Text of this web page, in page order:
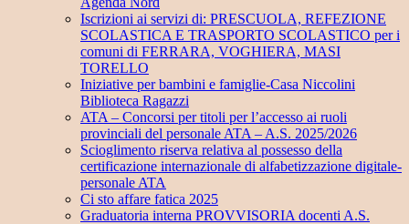
Iscrizioni ai servizi di: PRESCUOLA, REFEZIONE
SCOLASTICA E TRASPORTO SCOLASTICO per i
comuni di FERRARA, VOGHIERA, MASI
TORELLO
Iniziative per bambini e famiglie-Casa Niccolini
Biblioteca Ragazzi
ATA – Concorsi per titoli per l’accesso ai ruoli
provinciali del personale ATA – A.S. 2025/2026
Scioglimento riserva relativa al possesso della
certificazione internazionale di alfabetizzazione digitale-
personale ATA
Ci sto affare fatica 2025
Graduatoria interna PROVVISORIA docenti A.S.